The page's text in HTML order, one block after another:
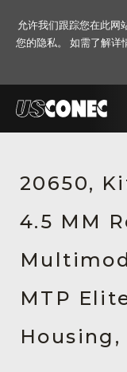
解决方案
产品
资源
关于我们
20650,
4.5 MM
MTP
Housing,
允许我们跟踪您在此网
您的隐私。 如需了解详